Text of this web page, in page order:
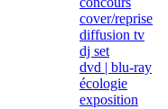
cover/reprise
diffusion tv
dj set
dvd | blu-ray
écologie
exposition